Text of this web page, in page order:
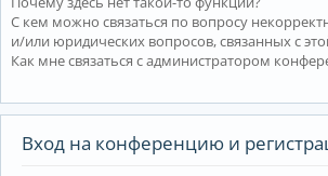
С кем можно связаться по вопросу
и/или юридических вопросов, связанных с
Как мне связаться с администратором
Вход на конференцию и